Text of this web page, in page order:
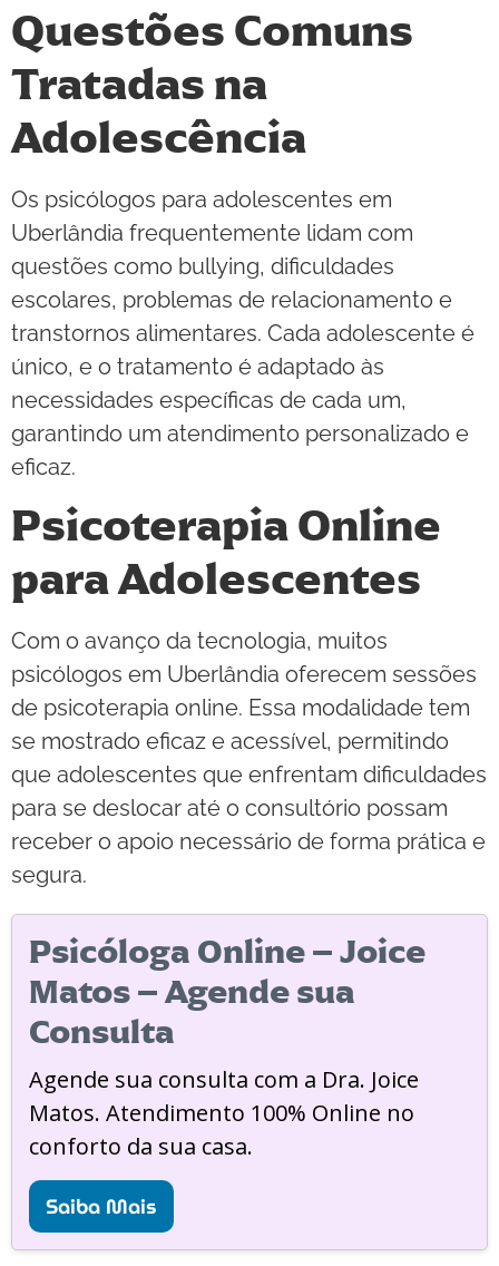
Questões Comuns
Tratadas na
Adolescência
Os psicólogos para adolescentes em
Uberlândia frequentemente lidam com
questões como bullying, dificuldades
escolares, problemas de relacionamento e
transtornos alimentares. Cada adolescente é
único, e o tratamento é adaptado às
necessidades específicas de cada um,
garantindo um atendimento personalizado e
eficaz.
Psicoterapia Online
para Adolescentes
Com o avanço da tecnologia, muitos
psicólogos em Uberlândia oferecem sessões
de psicoterapia online. Essa modalidade tem
se mostrado eficaz e acessível, permitindo
que adolescentes que enfrentam dificuldades
para se deslocar até o consultório possam
receber o apoio necessário de forma prática e
segura.
Psicóloga Online – Joice
Matos – Agende sua
Consulta
Agende sua consulta com a Dra. Joice
Matos. Atendimento 100% Online no
conforto da sua casa.
Saiba Mais